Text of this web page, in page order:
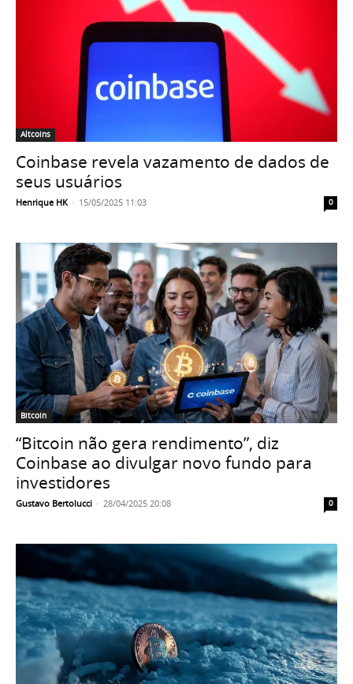
Altcoins
Coinbase revela vazamento de dados de
seus usuários
Henrique HK - 15/05/2025 11:03 0
Bitcoin
“Bitcoin não gera rendimento”, diz
Coinbase ao divulgar novo fundo para
investidores
Gustavo Bertolucci - 28/04/2025 20:08 0